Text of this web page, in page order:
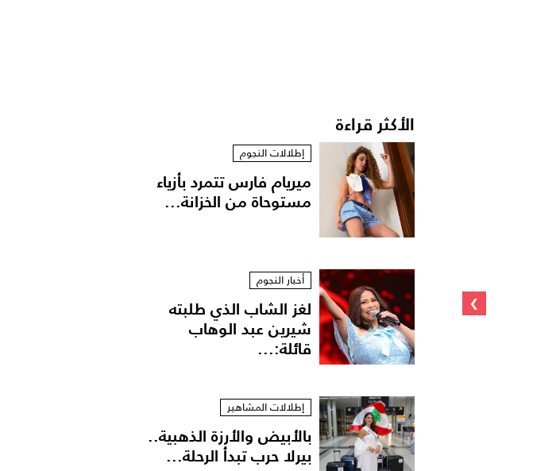
›
الأكثر قراءة
إطلالات النجوم
ميريام فارس تتمرد بأزياء
مستوحاة من الخزانة...
أخبار النجوم
لغز الشاب الذي طلبته
شيرين عبد الوهاب
قائلة:...
إطلالات المشاهير
بالأبيض والأرزة الذهبية..
بيرلا حرب تبدأ الرحلة...